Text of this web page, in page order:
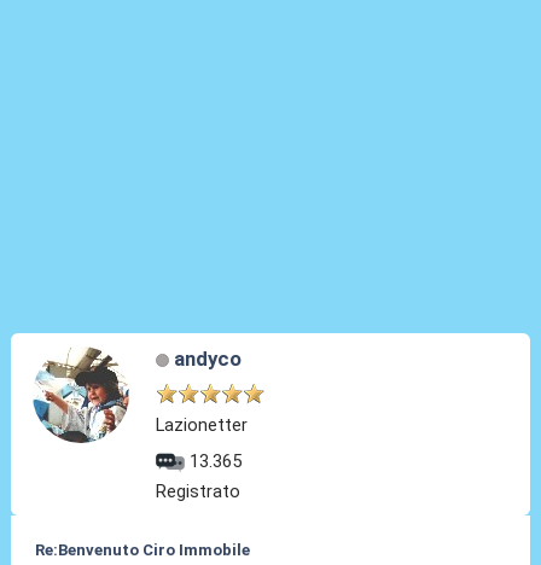
andyco
Lazionetter
13.365
Registrato
Re:Benvenuto Ciro Immobile